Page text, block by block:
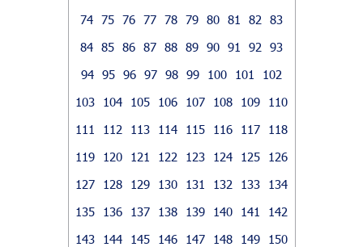
74 75 76 77 78 79 80 81 82
83
84 85 86 87 88 89 90 91 92
93
94 95 96 97 98 99 100 101
102
103
104 105 106 107 108 109
110
111
112 113 114 115 116 117
118
119
120 121 122 123 124 125
126
127
128 129 130 131 132 133
134
135
136 137 138 139 140 141
142
143
144 145 146 147 148 149
150